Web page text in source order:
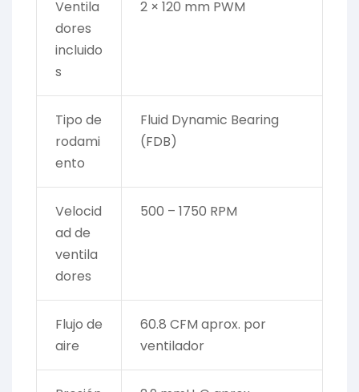
Ventila
dores
incluido
s
2 × 120 mm PWM
Tipo de
rodami
ento
Fluid Dynamic Bearing
(FDB)
Velocid
ad de
ventila
dores
500 – 1750 RPM
Flujo de
aire
60.8 CFM aprox. por
ventilador